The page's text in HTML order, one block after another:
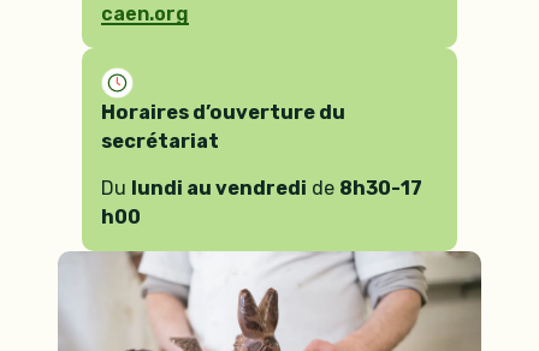
caen.org
Horaires d’ouverture du
secrétariat
Du lundi au vendredi de 8h30-17
h00